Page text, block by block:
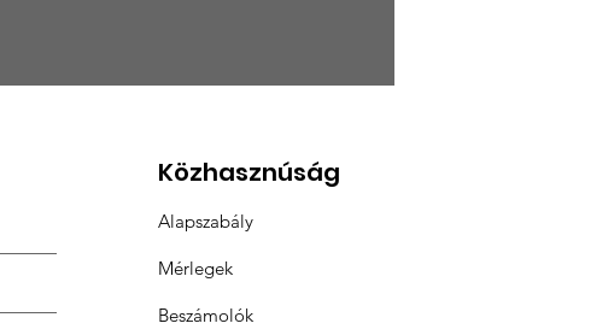
Gratulálunk a
Közhasznúság
Alapszabály
Mérlegek
Beszámolók